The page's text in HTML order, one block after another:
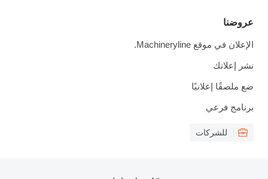
عروضنا
الإعلان في موقع Machineryline.
نشر إعلانك
ضع ملصقًا إعلانيًا
برنامج فرعي
للشركات